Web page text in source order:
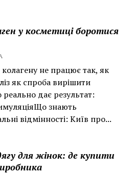
у косметиці боротися
не працює так, як
як спроба вирішити
дає результат:
знають
відмінності: Київ про...
для жінок: де купити